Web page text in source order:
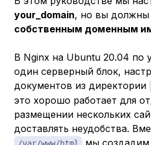
your_domain, но вы должны
собственным доменным
В Nginx на Ubuntu 20.04 по
один серверный блок,
документов из директории
это хорошо работает для
размещении нескольких
доставлять неудобства.